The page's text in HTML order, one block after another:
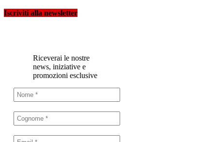
Iscriviti alla newsletter
Riceverai le nostre
news, iniziative e
promozioni esclusive